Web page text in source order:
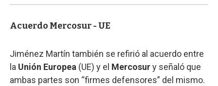
Acuerdo Mercosur - UE
Jiménez Martín también se refirió al acuerdo entre
la Unión Europea (UE) y el Mercosury señaló que
ambas partes son “firmes defensores” del mismo.